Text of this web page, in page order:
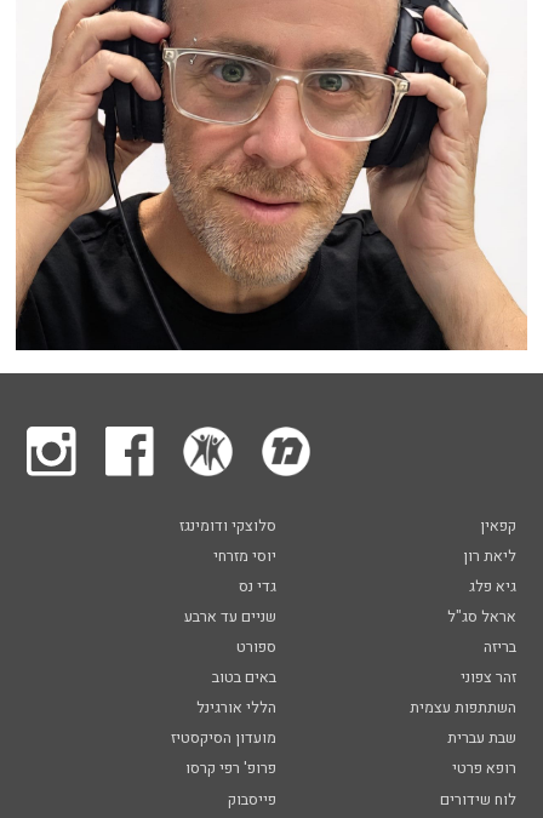
קפאין
סלוצקי ודומינגז
ליאת רון
יוסי מזרחי
גיא פלג
גדי נס
אראל סג"ל
שניים עד ארבע
בריזה
ספורט
זהר צפוני
באים בטוב
השתתפות עצמית
הללי אורגינל
שבת עברית
מועדון הסיקסטיז
רופא פרטי
פרופ' רפי קרסו
לוח שידורים
פייסבוק